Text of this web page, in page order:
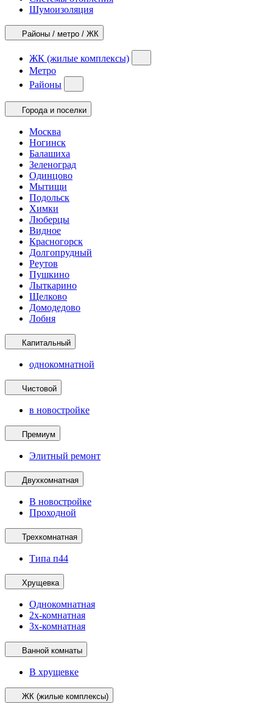
Шумоизоляция
Районы / метро / ЖК
ЖК (жилые комплексы)
Метро
Районы
Города и поселки
Москва
Ногинск
Балашиха
Зеленоград
Одинцово
Мытищи
Подольск
Химки
Люберцы
Видное
Красногорск
Долгопрудный
Реутов
Пушкино
Лыткарино
Щелково
Домодедово
Лобня
Капитальный
однокомнатной
Чистовой
в новостройке
Премиум
Элитный ремонт
Двухкомнатная
В новостройке
Проходной
Трехкомнатная
Типа п44
Хрущевка
Однокомнатная
2х-комнатная
3х-комнатная
Ванной комнаты
В хрущевке
ЖК (жилые комплексы)